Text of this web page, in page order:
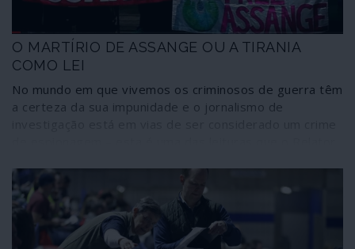
O MARTÍRIO DE ASSANGE OU A TIRANIA
COMO LEI
No mundo em que vivemos os criminosos de guerra têm
a certeza da sua impunidade e o jornalismo de
Nils Melzer, faz do processo contra o fundador e
director do WikiLeaks, Julian Assange, conduzido pelos
Estados Unidos com a cumplicidade de vários governos,
entre eles Reino Unido, Suécia e Equador. Desde a